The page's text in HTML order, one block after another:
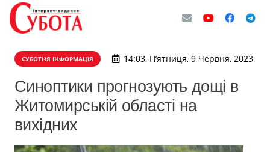
СУБОТНЯ ІНФОРМАЦІЯ 14:03, П’ятниця, 9 Червня, 2023
Синоптики прогнозують дощі в
Житомирській області на
вихідних